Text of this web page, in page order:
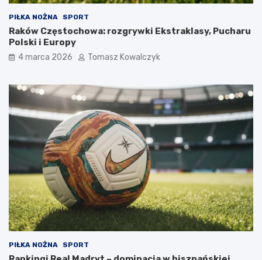
PIŁKA NOŻNA SPORT
Raków Częstochowa: rozgrywki Ekstraklasy, Pucharu
Polski i Europy
4 marca 2026 Tomasz Kowalczyk
PIŁKA NOŻNA SPORT